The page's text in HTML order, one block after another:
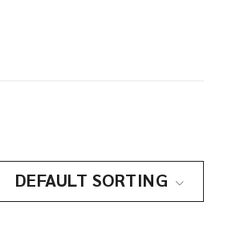
DEFAULT SORTING